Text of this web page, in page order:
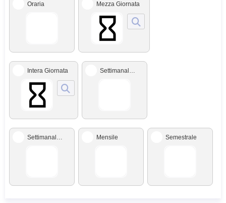
Oraria Mezza Giornata
Intera Giornata Settimanale Mezza Giornata
Settimanale Intera Giornata Mensile Semestrale